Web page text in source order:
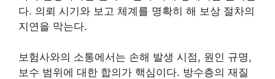
다. 의뢰 시기와 보고 체계를 명확히 해 보상 절차의
지연을 막는다.
보험사와의 소통에서는 손해 발생 시점, 원인 규명,
보수 범위에 대한 합의가 핵심이다. 방수층의 재질